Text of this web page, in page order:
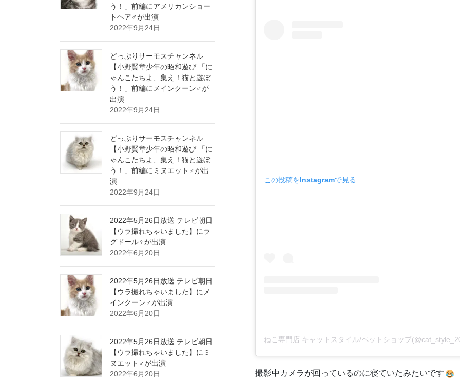
この投稿をInstagramで見る
撮影中カメラが回っているのに寝ていたみたいです
う！」前編にアメリカンショー
トヘア♂が出演
2022年9月24日
どっぷりサーモスチャンネル
【小野賢章少年の昭和遊び 「に
ゃんこたちよ、集え！猫と遊ぼ
う！」前編にメインクーン♂が
出演
2022年9月24日
どっぷりサーモスチャンネル
【小野賢章少年の昭和遊び 「に
ゃんこたちよ、集え！猫と遊ぼ
う！」前編にミヌエット♂が出
演
2022年9月24日
2022年5月26日放送 テレビ朝日
【ウラ撮れちゃいました】にラ
グドール♀が出演
2022年6月20日
2022年5月26日放送 テレビ朝日
【ウラ撮れちゃいました】にメ
インクーン♂が出演
2022年6月20日
2022年5月26日放送 テレビ朝日
【ウラ撮れちゃいました】にミ
ヌエット♂が出演
2022年6月20日